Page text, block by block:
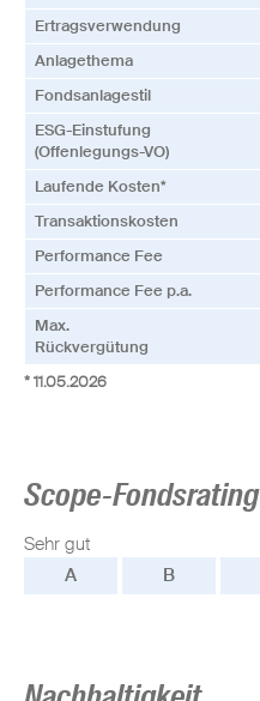
Ertrags­verwendung
Anlagethema
Fonds­anlagestil
ESG-Einstufung
(Offenlegungs-VO)
Laufende Kosten*
Transaktionskosten
Performance Fee
Performance Fee p.a.
Max.
Rückvergütung
* 11.05.2026
Scope-Fondsrating
Sehr gut
A
B